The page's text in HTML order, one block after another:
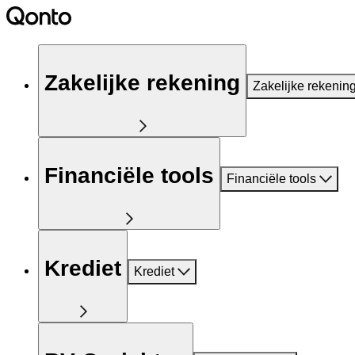
Zakelijke rekening Zakelijke
Financiële tools Financiële tools
Krediet Krediet